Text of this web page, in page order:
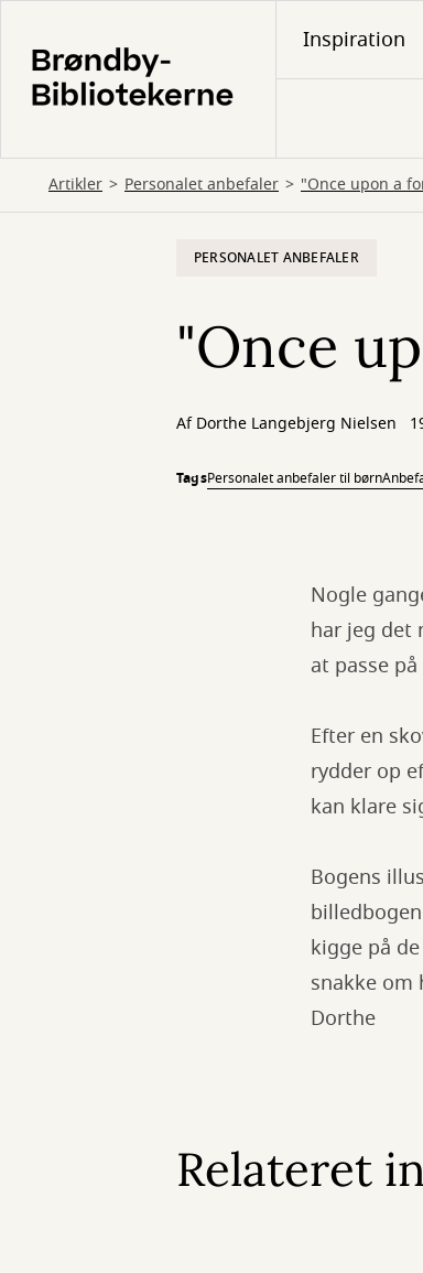
hovedindhold
Inspiration
Artikler Personalet anbefaler "Once upon a
PERSONALET ANBEFALER
"Once
AfDorthe Langebjerg Nielsen
TagsPersonalet anbefaler til børn
Nogle
har jeg det
at passe
Efter en
rydder op
kan klare
Bogens
kigge på
snakke
Dorthe
Relateret